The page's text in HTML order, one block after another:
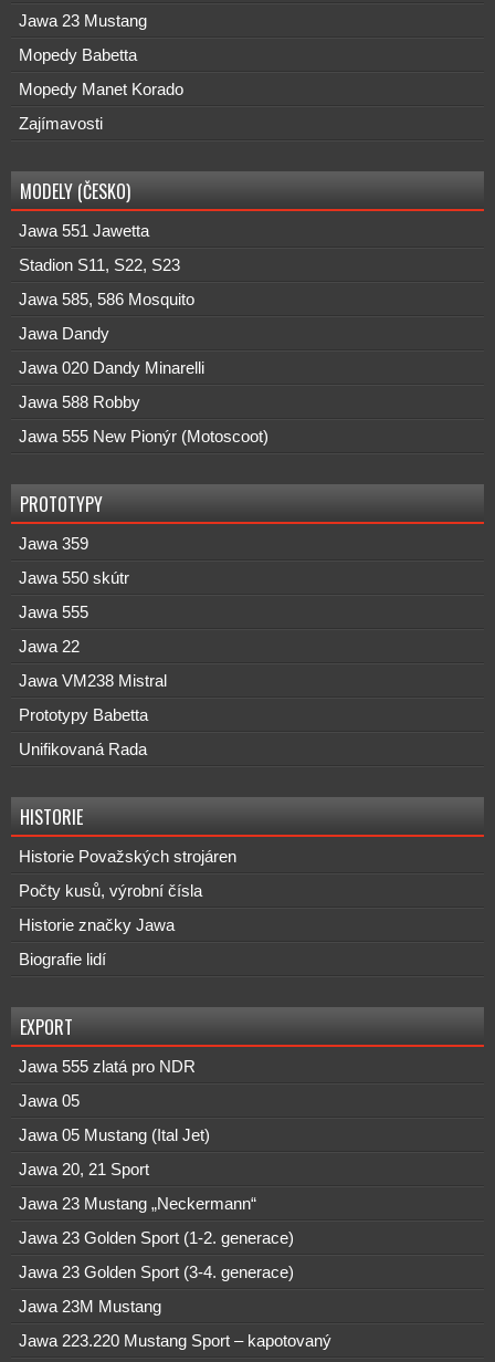
Jawa 23 Mustang
Mopedy Babetta
Mopedy Manet Korado
Zajímavosti
MODELY (ČESKO)
Jawa 551 Jawetta
Stadion S11, S22, S23
Jawa 585, 586 Mosquito
Jawa Dandy
Jawa 020 Dandy Minarelli
Jawa 588 Robby
Jawa 555 New Pionýr (Motoscoot)
PROTOTYPY
Jawa 359
Jawa 550 skútr
Jawa 555
Jawa 22
Jawa VM238 Mistral
Prototypy Babetta
Unifikovaná Rada
HISTORIE
Historie Považských strojáren
Počty kusů, výrobní čísla
Historie značky Jawa
Biografie lidí
EXPORT
Jawa 555 zlatá pro NDR
Jawa 05
Jawa 05 Mustang (Ital Jet)
Jawa 20, 21 Sport
Jawa 23 Mustang „Neckermann“
Jawa 23 Golden Sport (1-2. generace)
Jawa 23 Golden Sport (3-4. generace)
Jawa 23M Mustang
Jawa 223.220 Mustang Sport – kapotovaný